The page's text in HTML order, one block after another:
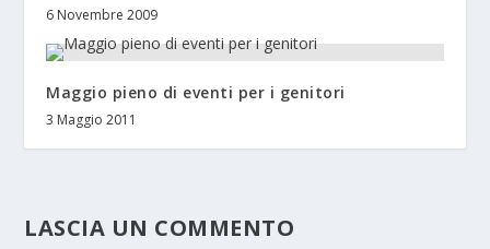
6 Novembre 2009
Maggio pieno di eventi per i genitori
3 Maggio 2011
LASCIA UN COMMENTO